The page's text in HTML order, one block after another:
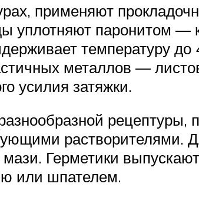
применяют
уплотняют паронитом —
температуру
металлов —
усилия затяжки.
рецептуры,
растворителями.
Герметики
или шпателем.